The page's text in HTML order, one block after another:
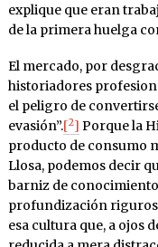
explique que eran
de la primera huelga
El mercado, por
historiadores
el peligro de
evasión”.[2] Porque la
producto de consumo
Llosa, podemos decir
barniz de
profundización
esa cultura que, a ojos